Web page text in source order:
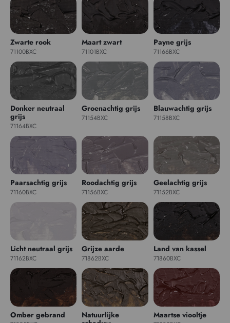
Zwarte rook
71100BXC
Maart zwart
71101BXC
Payne grijs
71166BXC
Donker neutraal
grijs
71164BXC
Groenachtig grijs
71154BXC
Blauwachtig grijs
71158BXC
Paarsachtig grijs
71160BXC
Roodachtig grijs
71156BXC
Geelachtig grijs
71152BXC
Licht neutraal grijs
71162BXC
Grijze aarde
71862BXC
Land van kassel
71860BXC
Omber gebrand
Natuurlijke
Maartse viooltje